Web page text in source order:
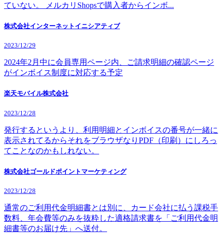
ていない。 メルカリShopsで購入者からインボ...
株式会社インターネットイニシアティブ
2023/12/29
2024年2月中に会員専用ページ内、ご請求明細の確認ページ
がインボイス制度に対応する予定
楽天モバイル株式会社
2023/12/28
発行するというより、利用明細とインボイスの番号が一緒に
表示されてるからそれをブラウザなりPDF（印刷）にしろっ
てことなのかもしれない。
株式会社ゴールドポイントマーケティング
2023/12/28
通常のご利用代金明細書とは別に、カード会社に払う課税手
数料、年会費等のみを抜粋した適格請求書を「ご利用代金明
細書等のお届け先」へ送付。